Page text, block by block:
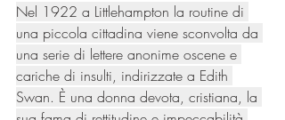
Nel 1922 a Littlehampton la routine di
una piccola cittadina viene sconvolta da
una serie di lettere anonime oscene e
cariche di insulti, indirizzate a Edith
Swan. È una donna devota, cristiana, la